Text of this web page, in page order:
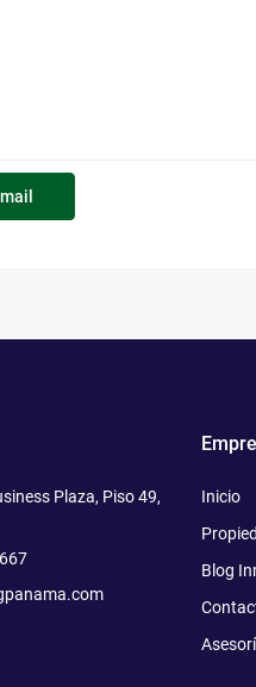
Plaza, Piso 49,
Inicio
Blog